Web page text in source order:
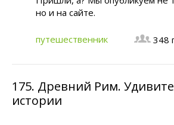
но и на сайте.
путешественник 348
175. Древний Рим.
истории